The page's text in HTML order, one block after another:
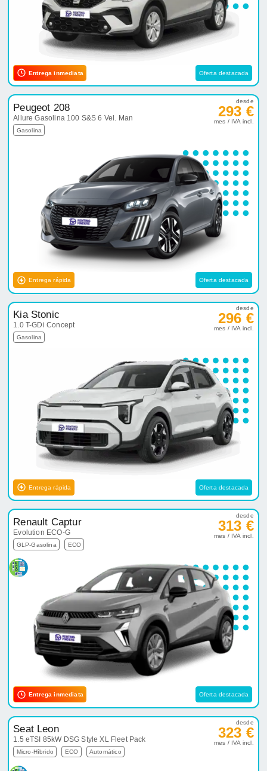
Entrega inmediata Oferta destacada
Peugeot 208
Allure Gasolina 100 S&S 6 Vel. Man
Gasolina
desde
293 €
mes / IVA incl.
Entrega rápida Oferta destacada
Kia Stonic
1.0 T-GDi Concept
Gasolina
desde
296 €
mes / IVA incl.
Entrega rápida Oferta destacada
Renault Captur
Evolution ECO-G
GLP-Gasolina ECO
desde
313 €
mes / IVA incl.
Entrega inmediata Oferta destacada
Seat Leon
1.5 eTSI 85kW DSG Style XL Fleet Pack
Micro-Híbrido ECO Automático
desde
323 €
mes / IVA incl.